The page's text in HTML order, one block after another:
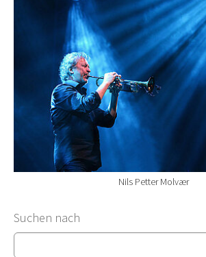
Nils Petter Molvær
Suchformular
Suchen nach